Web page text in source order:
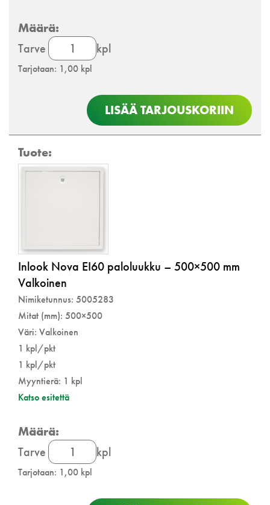
TarveInlook
Nova
EI60
paloluukku
kpl
Tarjotaan: 1,00 kpl
LISÄÄ TARJOUSKORIIN
Inlook Nova EI60 paloluukku – 500×500 mm
Valkoinen
Nimiketunnus: 5005283
Mitat (mm): 500×500
Väri: Valkoinen
1 kpl/pkt
1 kpl/pkt
Myyntierä: 1 kpl
Katso esitettä
TarveInlook
Nova
EI60
paloluukku
kpl
Tarjotaan: 1,00 kpl